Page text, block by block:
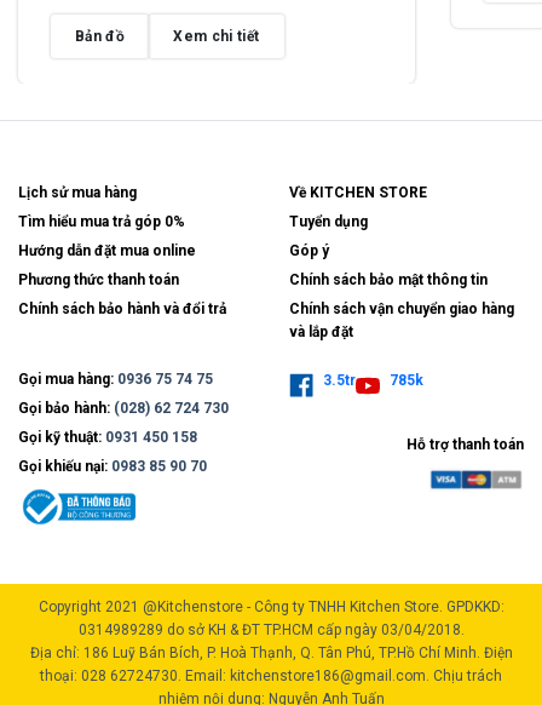
Bản đồ Xem chi tiết
Lịch sử mua hàng
Tìm hiểu mua trả góp 0%
Hướng dẫn đặt mua online
Phương thức thanh toán
Chính sách bảo hành và đổi trả
Về KITCHEN STORE
Tuyển dụng
Góp ý
Chính sách bảo mật thông tin
Chính sách vận chuyển giao hàng
và lắp đặt
Gọi mua hàng: 0936 75 74 75
Gọi bảo hành: (028) 62 724 730
Gọi kỹ thuật: 0931 450 158
Gọi khiếu nại: 0983 85 90 70
3.5tr 785k
Hỗ trợ thanh toán
Copyright 2021 @Kitchenstore - Công ty TNHH Kitchen Store. GPDKKD:
0314989289 do sở KH & ĐT TP.HCM cấp ngày 03/04/2018.
Địa chỉ: 186 Luỹ Bán Bích, P. Hoà Thạnh, Q. Tân Phú, TP.Hồ Chí Minh. Điện
thoại: 028 62724730. Email: kitchenstore186@gmail.com. Chịu trách
nhiệm nội dung: Nguyễn Anh Tuấn